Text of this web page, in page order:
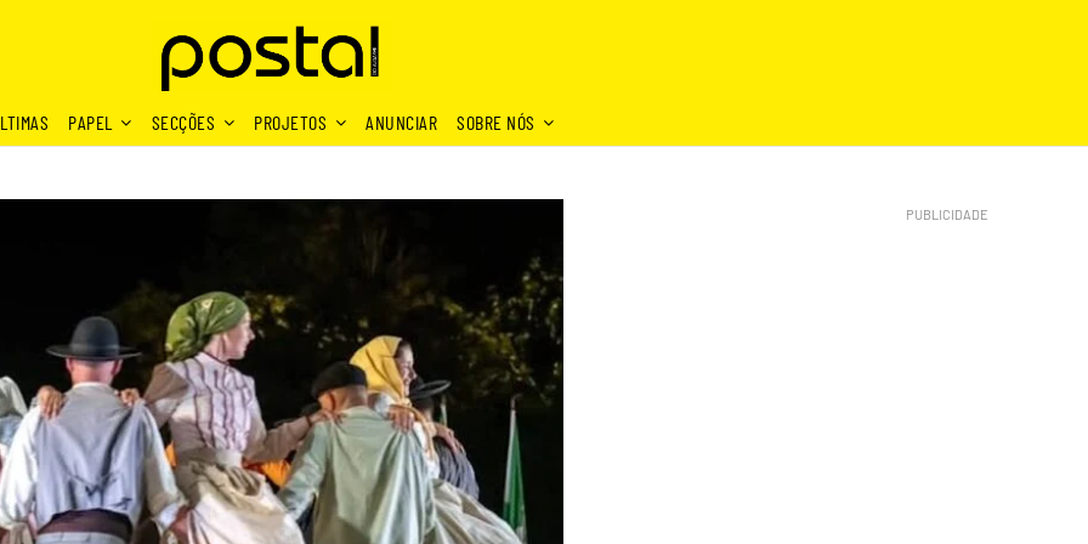
PAPEL SECÇÕES PROJETOS ANUNCIAR SOBRE NÓS